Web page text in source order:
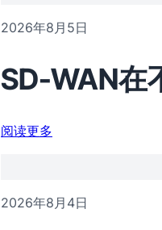
2026年8月5日
SD-WAN在
阅读更多
2026年8月4日